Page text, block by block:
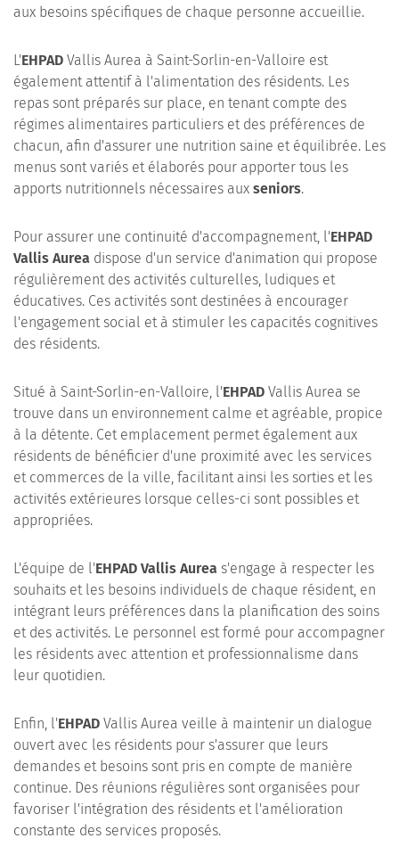
aux besoins spécifiques de chaque personne accueillie.
L'EHPAD Vallis Aurea à Saint-Sorlin-en-Valloire est
également attentif à l'alimentation des résidents. Les
repas sont préparés sur place, en tenant compte des
régimes alimentaires particuliers et des préférences de
chacun, afin d'assurer une nutrition saine et équilibrée. Les
menus sont variés et élaborés pour apporter tous les
apports nutritionnels nécessaires aux seniors.
Pour assurer une continuité d'accompagnement, l'EHPAD
Vallis Aurea dispose d'un service d'animation qui propose
régulièrement des activités culturelles, ludiques et
éducatives. Ces activités sont destinées à encourager
l'engagement social et à stimuler les capacités cognitives
des résidents.
Situé à Saint-Sorlin-en-Valloire, l'EHPAD Vallis Aurea se
trouve dans un environnement calme et agréable, propice
à la détente. Cet emplacement permet également aux
résidents de bénéficier d'une proximité avec les services
et commerces de la ville, facilitant ainsi les sorties et les
activités extérieures lorsque celles-ci sont possibles et
appropriées.
L'équipe de l'EHPAD Vallis Aurea s'engage à respecter les
souhaits et les besoins individuels de chaque résident, en
intégrant leurs préférences dans la planification des soins
et des activités. Le personnel est formé pour accompagner
les résidents avec attention et professionnalisme dans
leur quotidien.
Enfin, l'EHPAD Vallis Aurea veille à maintenir un dialogue
ouvert avec les résidents pour s'assurer que leurs
demandes et besoins sont pris en compte de manière
continue. Des réunions régulières sont organisées pour
favoriser l'intégration des résidents et l'amélioration
constante des services proposés.